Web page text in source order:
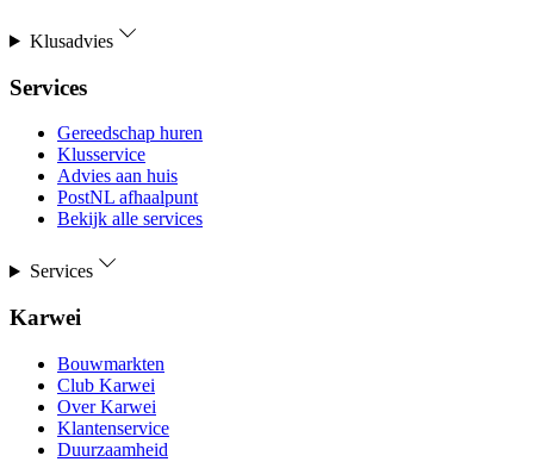
Klusadvies
Services
Gereedschap huren
Klusservice
Advies aan huis
PostNL afhaalpunt
Bekijk alle services
Services
Karwei
Bouwmarkten
Club Karwei
Over Karwei
Klantenservice
Duurzaamheid